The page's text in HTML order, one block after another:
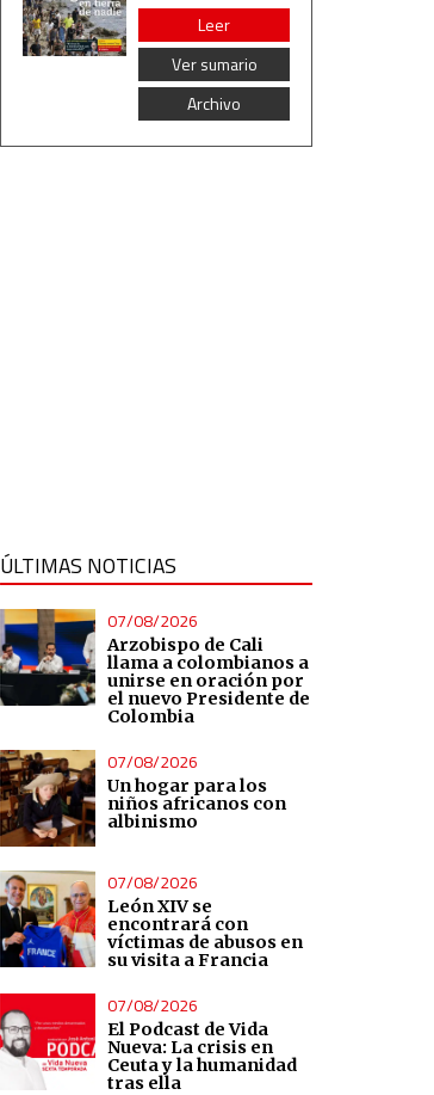
Leer
Ver sumario
Archivo
ÚLTIMAS NOTICIAS
07/08/2026
Arzobispo de Cali
llama a colombianos a
unirse en oración por
el nuevo Presidente de
Colombia
07/08/2026
Un hogar para los
niños africanos con
albinismo
07/08/2026
León XIV se
encontrará con
víctimas de abusos en
su visita a Francia
07/08/2026
El Podcast de Vida
Nueva: La crisis en
Ceuta y la humanidad
tras ella